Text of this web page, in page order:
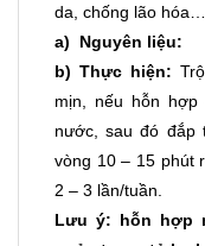
da, chống lão hóa…
a) Nguyên liệu:
b) Thực hiện:
mịn, nếu hỗn
nước, sau đó đắp
vòng 10 – 15 phút
2 – 3 lần/tuần.
Lưu ý: hỗn hợp